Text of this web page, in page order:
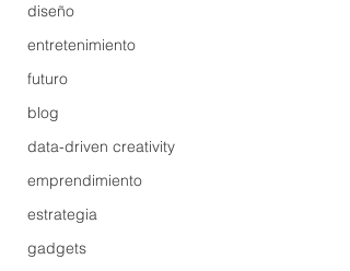
diseño
entretenimiento
futuro
blog
data-driven creativity
emprendimiento
estrategia
gadgets